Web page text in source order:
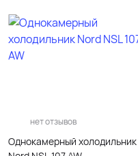
нет отзывов
Однокамерный холодильник